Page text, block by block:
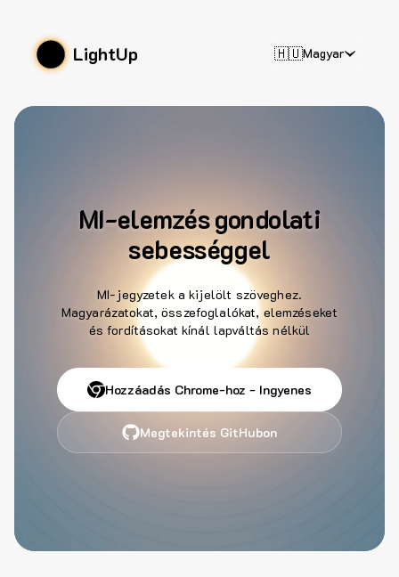
LightUp 🇭🇺Magyar
MI-elemzés gondolati
sebességgel
MI-jegyzetek a kijelölt szöveghez.
Magyarázatokat, összefoglalókat, elemzéseket
és fordításokat kínál lapváltás nélkül
Hozzáadás Chrome-hoz - Ingyenes
Megtekintés GitHubon